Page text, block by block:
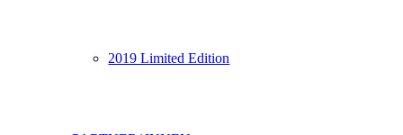
2019 Limited Edition